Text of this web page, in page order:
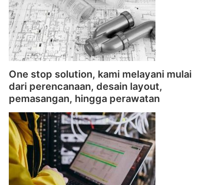
One stop solution, kami melayani mulai
dari perencanaan, desain layout,
pemasangan, hingga perawatan